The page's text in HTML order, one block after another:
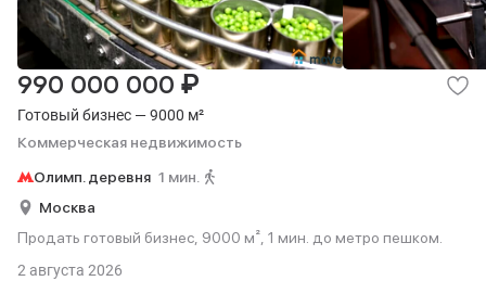
Готовый бизнес — 9000 м²
Коммерческая недвижимость
990 000 000 ₽
Олимп. деревня 1 мин.
Москва
Продать готовый бизнес, 9000 м², 1 мин. до метро пешком.
2 августа 2026